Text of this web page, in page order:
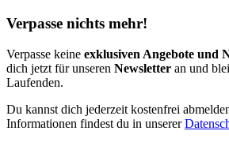
Verpasse nichts mehr!
Verpasse keine exklusiven Angebote und
dich jetzt für unseren Newsletter an und
Laufenden.
Du kannst dich jederzeit kostenfrei
Informationen findest du in unserer